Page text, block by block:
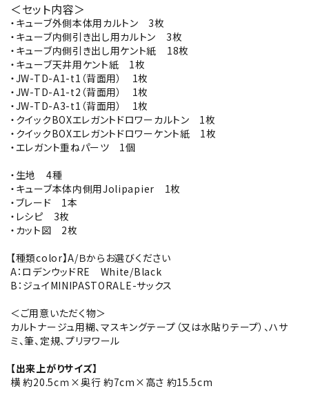
＜セット内容＞
・キューブ外側本体用カルトン 3枚
・キューブ内側引き出し用カルトン 3枚
・キューブ内側引き出し用ケント紙 18枚
・キューブ天井用ケント紙 1枚
・JW-TD-A1-t1（背面用） 1枚
・JW-TD-A1-t2（背面用） 1枚
・JW-TD-A3-t1（背面用） 1枚
・クイックBOXエレガントドロワーカルトン 1枚
・クイックBOXエレガントドロワーケント紙 1枚
・エレガント重ねパーツ 1個
・生地 4種
・キューブ本体内側用Jolipapier 1枚
・ブレード 1本
・レシピ 3枚
・カット図 2枚
【種類color】A/Ｂからお選びください
A：ロデンウッドRE White/Black
B：ジュイMINIPASTORALE-サックス
＜ご用意いただく物＞
カルトナージュ用糊、マスキングテープ（又は水貼りテープ）、ハサ
ミ、筆、定規、プリヲワール
【出来上がりサイズ】
横 約20.5cｍ×奥行 約7cm×高さ 約15.5cm